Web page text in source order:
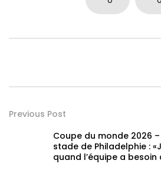
Previous Post
Coupe du monde 2026
stade de Philadelphie :
quand l’équipe a besoin